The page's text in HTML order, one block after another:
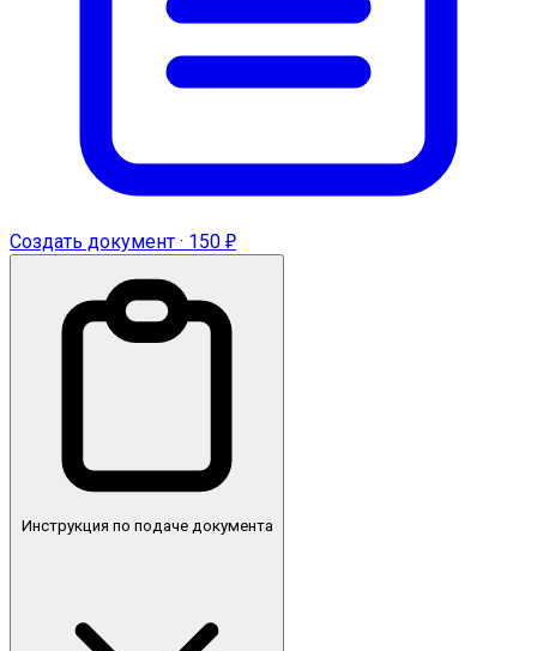
Создать документ · 150 ₽
Инструкция по подаче документа